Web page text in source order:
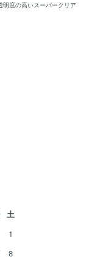
度の高いスーパークリア
土
1
8